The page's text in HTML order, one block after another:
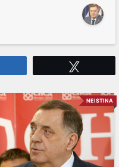
NEISTINA